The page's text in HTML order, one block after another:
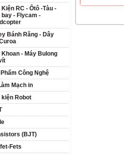
Kiện RC - Ôtô -Tàu -
bay - Flycam -
Bánh Răng - Dây
Khoan - Máy Bulong
Công Nghệ
Mạch in
kiện Robot
(BJT)
Fets